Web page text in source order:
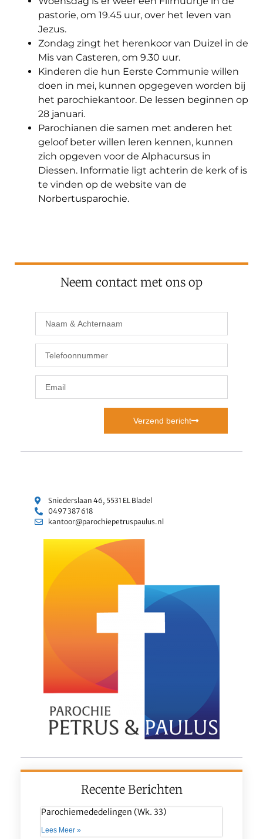
pastorie, om 19.45 uur, over het leven van
Jezus.
Zondag zingt het herenkoor van Duizel in de
Mis van Casteren, om 9.30 uur.
Kinderen die hun Eerste Communie willen
doen in mei, kunnen opgegeven worden bij
het parochiekantoor. De lessen beginnen op
28 januari.
Parochianen die samen met anderen het
geloof beter willen leren kennen, kunnen
zich opgeven voor de Alphacursus in
Diessen. Informatie ligt achterin de kerk of is
te vinden op de website van de
Norbertusparochie.
Neem contact met ons op
Verzend bericht
Sniederslaan 46, 5531 EL Bladel
0497 387 618
kantoor@parochiepetruspaulus.nl
Recente Berichten
Parochiemededelingen (wk. 33)
Lees Meer »